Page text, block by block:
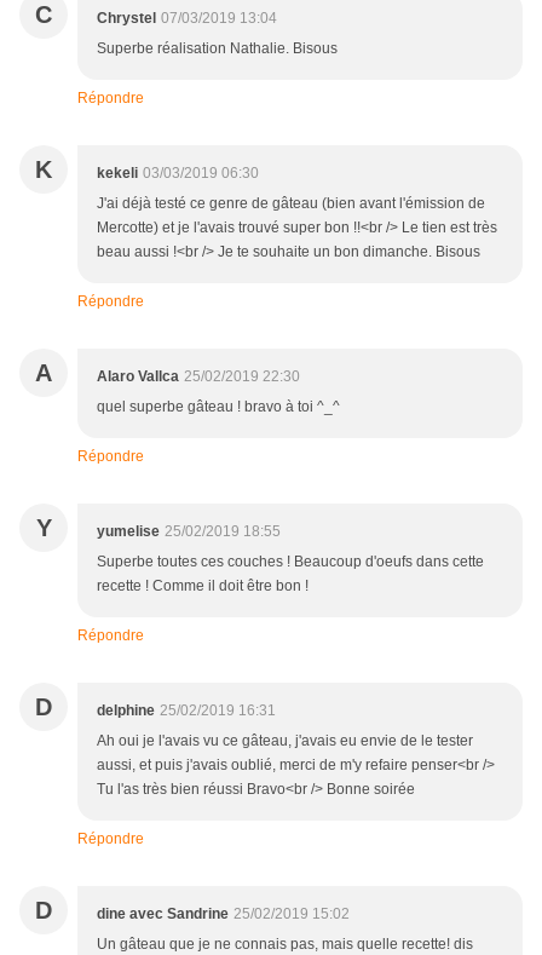
C Chrystel 07/03/2019 13:04
Superbe réalisation Nathalie. Bisous
Répondre
K kekeli 03/03/2019 06:30
J'ai déjà testé ce genre de gâteau (bien avant l'émission de
Mercotte) et je l'avais trouvé super bon !!<br /> Le tien est très
beau aussi !<br /> Je te souhaite un bon dimanche. Bisous
Répondre
A Alaro Vallca 25/02/2019 22:30
quel superbe gâteau ! bravo à toi ^_^
Répondre
Y yumelise 25/02/2019 18:55
Superbe toutes ces couches ! Beaucoup d'oeufs dans cette
recette ! Comme il doit être bon !
Répondre
D delphine 25/02/2019 16:31
Ah oui je l'avais vu ce gâteau, j'avais eu envie de le tester
aussi, et puis j'avais oublié, merci de m'y refaire penser<br />
Tu l'as très bien réussi Bravo<br /> Bonne soirée
Répondre
D dine avec Sandrine 25/02/2019 15:02
Un gâteau que je ne connais pas, mais quelle recette! dis